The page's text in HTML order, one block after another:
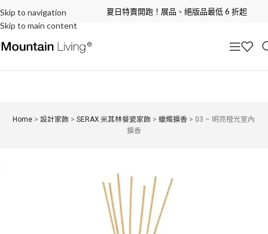
Skip to navigation
Skip to main content
夏日特賣開跑！展品、絕版品最低 6 折起
Home >設計家飾 >SERAX 米其林餐瓷家飾 >蠟燭擴香 > 03 – 明亮橙光室內
擴香